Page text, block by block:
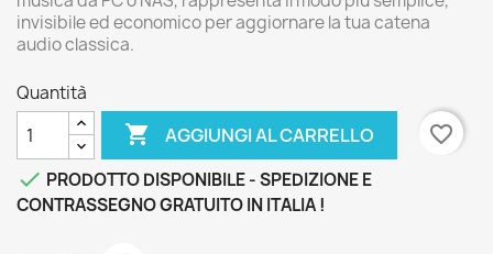
invisibile ed economico per aggiornare la tua catena
audio classica.
Quantità
 AGGIUNGI AL CARRELLO
favorite_border
 PRODOTTO DISPONIBILE - SPEDIZIONE E
CONTRASSEGNO GRATUITO IN ITALIA !